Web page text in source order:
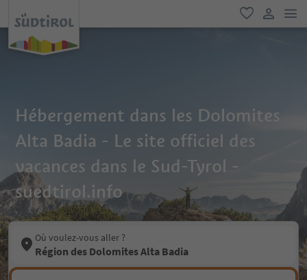
favori
lien
Hébergement dans les Dolomites
Alta Badia - Le site officiel des
vacances dans le Sud-Tyrol -
suedtirol.info
Où voulez-vous aller ?
Région des Dolomites Alta Badia